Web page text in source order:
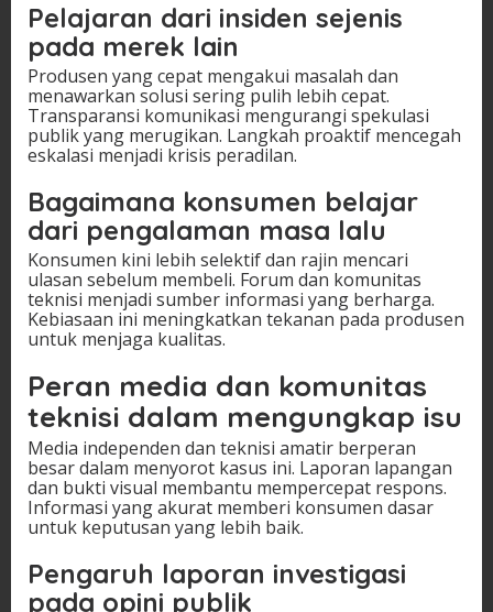
Pelajaran dari insiden sejenis
pada merek lain
Produsen yang cepat mengakui masalah dan
menawarkan solusi sering pulih lebih cepat.
Transparansi komunikasi mengurangi spekulasi
publik yang merugikan. Langkah proaktif mencegah
eskalasi menjadi krisis peradilan.
Bagaimana konsumen belajar
dari pengalaman masa lalu
Konsumen kini lebih selektif dan rajin mencari
ulasan sebelum membeli. Forum dan komunitas
teknisi menjadi sumber informasi yang berharga.
Kebiasaan ini meningkatkan tekanan pada produsen
untuk menjaga kualitas.
Peran media dan komunitas
teknisi dalam mengungkap isu
Media independen dan teknisi amatir berperan
besar dalam menyorot kasus ini. Laporan lapangan
dan bukti visual membantu mempercepat respons.
Informasi yang akurat memberi konsumen dasar
untuk keputusan yang lebih baik.
Pengaruh laporan investigasi
pada opini publik